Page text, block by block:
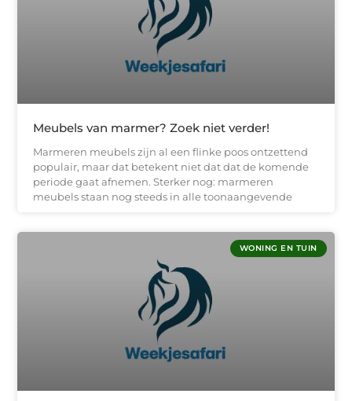
Meubels van marmer? Zoek niet verder!
Marmeren meubels zijn al een flinke poos ontzettend
populair, maar dat betekent niet dat dat de komende
periode gaat afnemen. Sterker nog: marmeren
meubels staan nog steeds in alle toonaangevende
WONING EN TUIN